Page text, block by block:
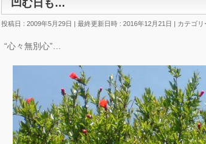
凹む日も…
投稿日 : 2009年5月29日 最終更新日時 : 2016年12月21日 カテゴリ
“心々無別心”…